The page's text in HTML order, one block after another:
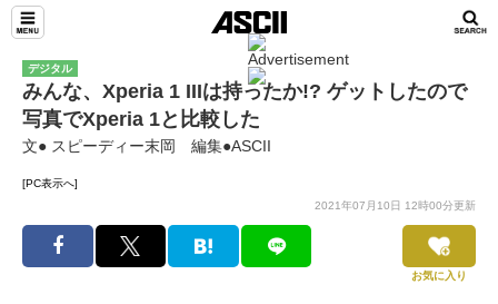
デジタル
みんな、Xperia 1 IIIは持ったか!? ゲットしたので
写真でXperia 1と比較した
文● スピーディー末岡 編集●ASCII
[PC表示へ]
2021年07月10日 12時00分更新
お気に入り